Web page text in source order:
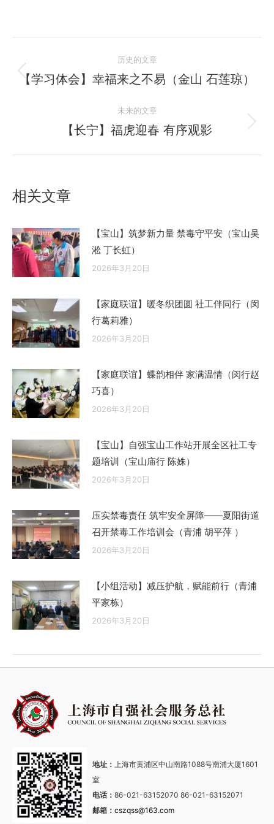
章
历史的文章
历
的
文
【学习体会】幸福来之不易（金山 石莲琼）
未来的文章
未
【长宁】福虎迎春 有序观影
相关文章
【宝山】筑梦新力量 禁毒守平安（宝山吴
淞 丁长虹）
2026年3月20日
【家庭联谊】暖冬织团圆 社工伴同行（闵
行葛莉雅）
2026年3月20日
【家庭联谊】蝶韵相伴 家满温情（闵行赵
巧喜）
2026年3月20日
【宝山】自强宝山工作站开展全区社工专
题培训（宝山庙行 陈姝）
2026年3月20日
压实禁毒责任 筑牢安全屏障——夏阳街道
召开禁毒工作培训会（青浦 胡平萍 ）
2026年3月20日
【小组活动】减压护航，赋能前行（青浦
平家栋）
2026年3月20日
地址： 上海市黄浦区中山南路1088号南浦大厦1601
室
电话： 86-021-63152070 86-021-63152071
邮箱： cszqss@163.com